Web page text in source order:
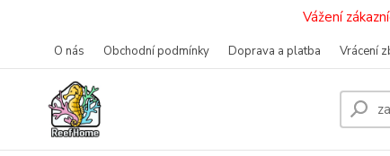
Vážení
O nás Obchodní podmínky Doprava a platba Vrácení